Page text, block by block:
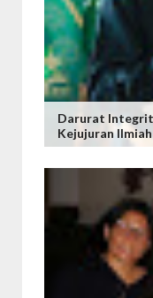
Darurat
Kejujuran